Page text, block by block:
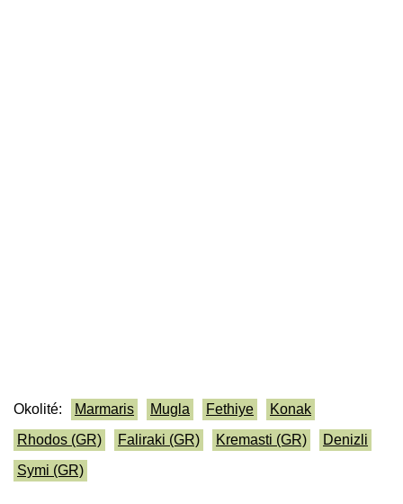
Okolité: Marmaris Mugla Fethiye
Konak
Rhodos (GR)
Faliraki (GR) Kremasti (GR)
Denizli
Symi (GR)